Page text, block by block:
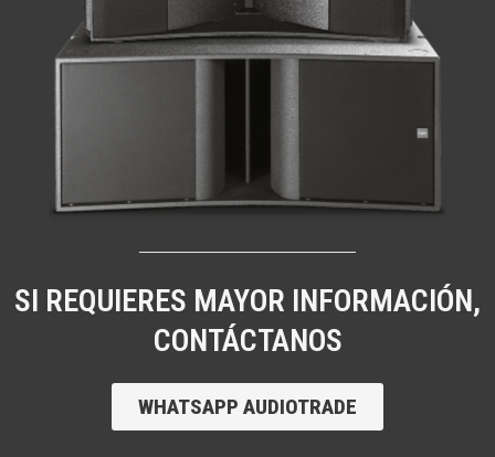
SI REQUIERES MAYOR INFORMACIÓN,
CONTÁCTANOS
WHATSAPP AUDIOTRADE